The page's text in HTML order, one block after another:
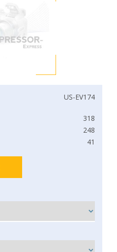
US-EV174
318
248
41